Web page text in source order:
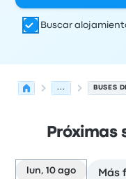
Buscar
... BUSES
Próximas
lun, 10 ago Más